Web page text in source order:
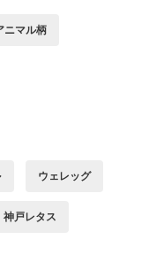
ニマル柄
ウェレッグ
神戸レタス